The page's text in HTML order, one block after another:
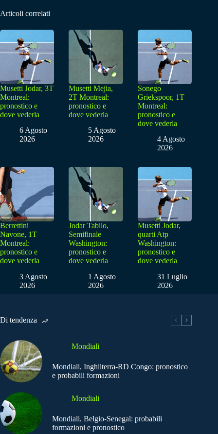
Articoli correlati
Musetti Jodar, 3T
Montreal:
pronostico e
dove vederla
6 Agosto
2026
Musetti Mejia,
2T Montreal:
pronostico e
dove vederla
5 Agosto
2026
Sonego
Griekspoor, 1T
Montreal:
pronostico e
dove vederla
4 Agosto
2026
Berrettini
Navone, 1T
Montreal:
pronostico e
dove vederla
3 Agosto
2026
Jodar Tabilo,
Semifinale
Washington:
pronostico e
dove vederla
1 Agosto
2026
Musetti Jodar,
quarti Atp
Washington:
pronostico e
dove vederla
31 Luglio
2026
Di tendenza
Mondiali
Mondiali, Inghilterra-RD Congo: pronostico
e probabili formazioni
Mondiali
Mondiali, Belgio-Senegal: probabili
formazioni e pronostico